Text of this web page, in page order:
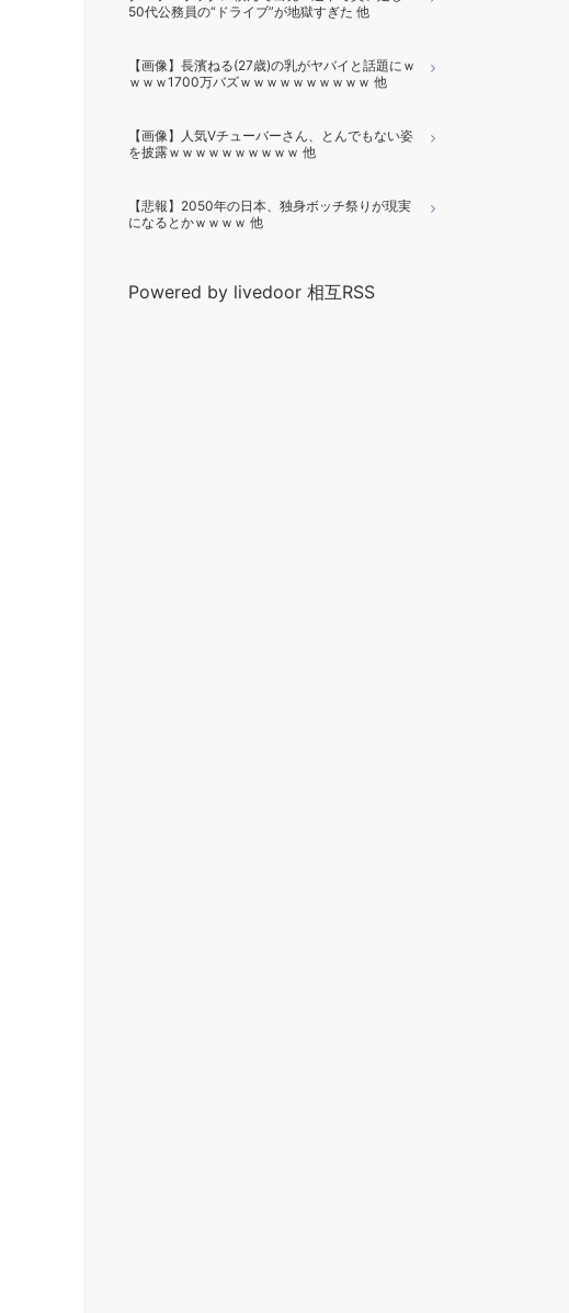
50代公務員の“ドライブ”が地獄すぎた 他
【画像】長濱ねる(27歳)の乳がヤバイと話題にｗ
ｗｗｗ1700万バズｗｗｗｗｗｗｗｗｗｗ 他
【画像】人気Vチューバーさん、とんでもない姿
を披露ｗｗｗｗｗｗｗｗｗｗ 他
【悲報】2050年の日本、独身ボッチ祭りが現実
になるとかｗｗｗｗ 他
Powered by livedoor 相互RSS